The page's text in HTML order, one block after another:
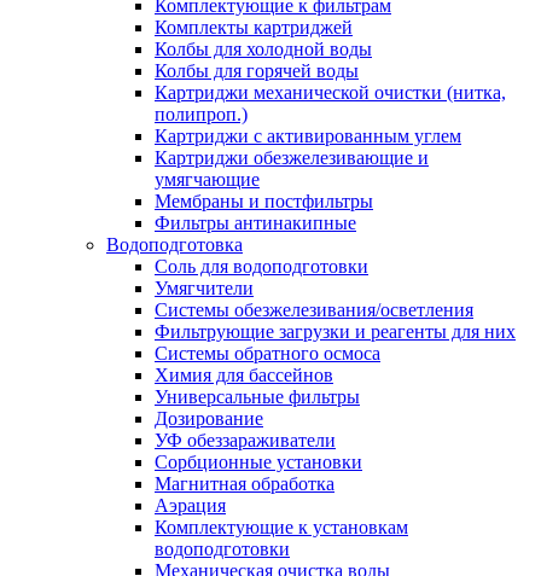
Комплектующие к фильтрам
Комплекты картриджей
Колбы для холодной воды
Колбы для горячей воды
Картриджи механической очистки (нитка,
полипроп.)
Картриджи с активированным углем
Картриджи обезжелезивающие и
умягчающие
Мембраны и постфильтры
Фильтры антинакипные
Водоподготовка
Соль для водоподготовки
Умягчители
Системы обезжелезивания/осветления
Фильтрующие загрузки и реагенты для них
Системы обратного осмоса
Химия для бассейнов
Универсальные фильтры
Дозирование
УФ обеззараживатели
Сорбционные установки
Магнитная обработка
Аэрация
Комплектующие к установкам
водоподготовки
Механическая очистка воды